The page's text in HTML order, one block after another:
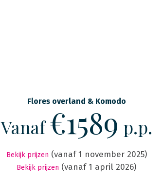
Flores overland & Komodo
Vanaf€1589 p.p.
Bekijk prijzen (vanaf 1 november 2025)
Bekijk prijzen (vanaf 1 april 2026)